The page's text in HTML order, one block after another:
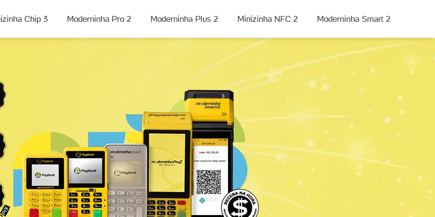
Chip 3 Moderninha Pro 2 Moderninha Plus 2 Minizinha NFC 2 Moderninha Smart 2